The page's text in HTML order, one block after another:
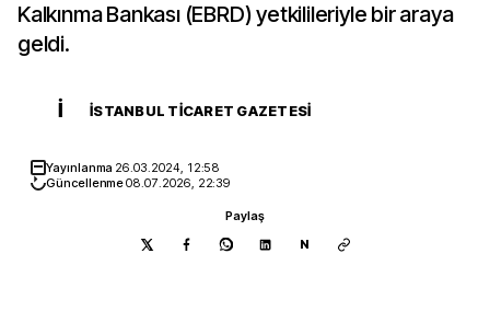
Kalkınma Bankası (EBRD) yetkilileriyle bir araya
geldi.
İ İSTANBUL TICARET GAZETESI
Yayınlanma 26.03.2024, 12:58
Güncellenme08.07.2026, 22:39
Paylaş
N